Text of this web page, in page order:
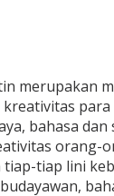
merupakan
bahasa dan
orang-
tiap lini